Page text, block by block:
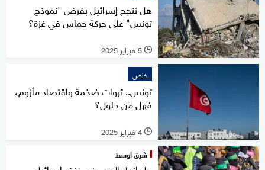
هل تنجح إسرائيل بفرض "نموذج
تونس" على حركة حماس في غزة؟
l 5 فبراير 2025
خاص
تونس.. ثروات ضخمة واقتصاد مأزوم،
فهل من حلول؟
l 4 فبراير 2025
شرق أوسط